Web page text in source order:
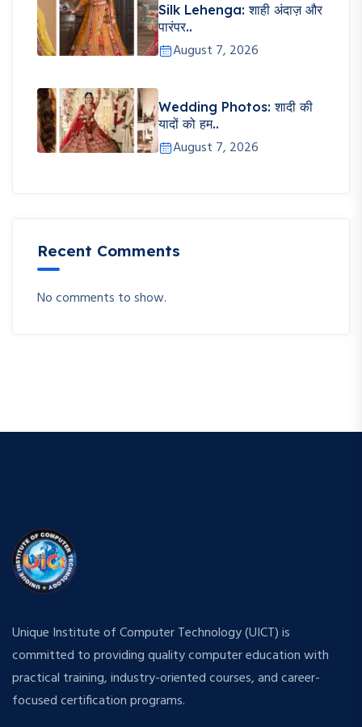
Silk Lehenga: शाही अंदाज़ और
पारंपर..
August 7, 2026
Wedding Photos: शादी की
यादों को हम..
August 7, 2026
Recent Comments
No comments to show.
Unique Institute of Computer Technology (UICT) is
committed to providing quality computer education with
practical training, industry-oriented courses, and career-
focused certification programs.